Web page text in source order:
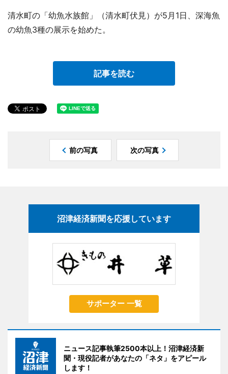
清水町の「幼魚水族館」（清水町伏見）が5月1日、深海魚
の幼魚3種の展示を始めた。
記事を読む
前の写真 次の写真
沼津経済新聞を応援しています
サポーター 一覧
ニュース記事執筆2500本以上！沼津経済新
聞・現役記者があなたの「ネタ」をアピール
します！